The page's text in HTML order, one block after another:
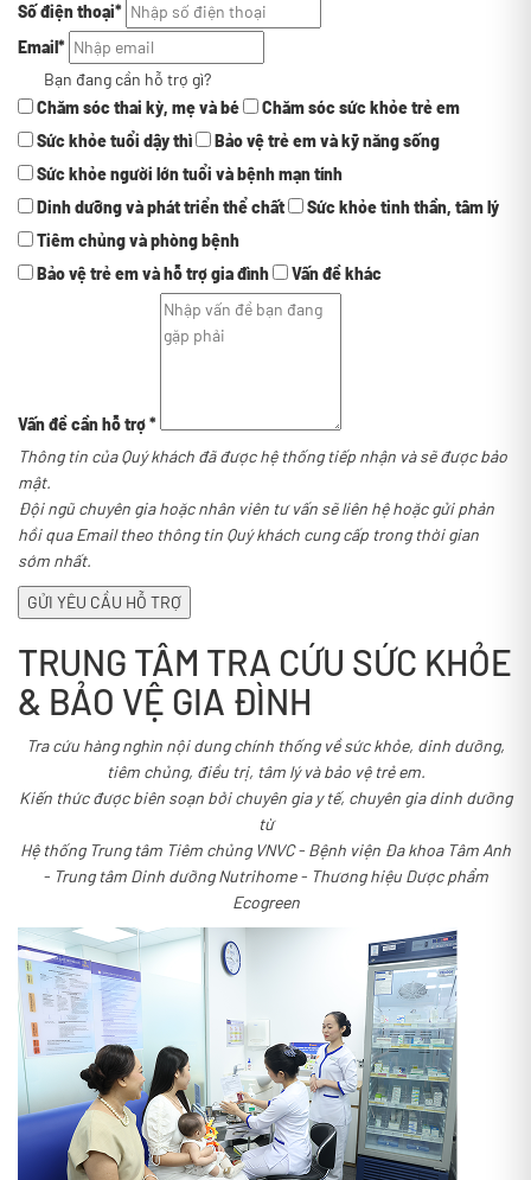
Số điện thoại*
Email *
Bạn đang cần hỗ trợ gì?
Chăm sóc thai kỳ, mẹ và bé
Chăm sóc sức khỏe trẻ em
Sức khỏe tuổi dậy thì
Bảo vệ trẻ em và kỹ năng sống
Sức khỏe người lớn tuổi và bệnh mạn tính
Dinh dưỡng và phát triển thể chất
Sức khỏe tinh thần, tâm lý
Tiêm chủng và phòng bệnh
Bảo vệ trẻ em và hỗ trợ gia đình
Vấn đề khác
Vấn đề cần hỗ trợ*
Thông tin của Quý khách đã được hệ thống tiếp nhận và sẽ được bảo
mật.
Đội ngũ chuyên gia hoặc nhân viên tư vấn sẽ liên hệ hoặc gửi phản
hồi qua Email theo thông tin Quý khách cung cấp trong thời gian
sớm nhất.
GỬI YÊU CẦU HỖ TRỢ
TRUNG TÂM TRA CỨU SỨC KHỎE
& BẢO VỆ GIA ĐÌNH
Tra cứu hàng nghìn nội dung chính thống về sức khỏe, dinh dưỡng,
tiêm chủng, điều trị, tâm lý và bảo vệ trẻ em.
Kiến thức được biên soạn bởi chuyên gia y tế, chuyên gia dinh dưỡng
từ
Hệ thống Trung tâm Tiêm chủng VNVC - Bệnh viện Đa khoa Tâm Anh
- Trung tâm Dinh dưỡng Nutrihome - Thương hiệu Dược phẩm
Ecogreen